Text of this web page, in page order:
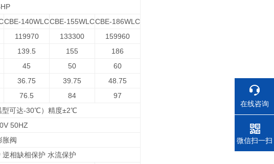
CBE-140WLCCBE-155WLCCBE-186WLC
119970 133300
159960
139.5 155
186
45 50
60
36.75 39.75
48.75
76.5 84
97
型可达-30℃）精度±2℃
50HZ
胀阀
相缺相保护 水流保护
在线咨询
电话
微信扫一扫